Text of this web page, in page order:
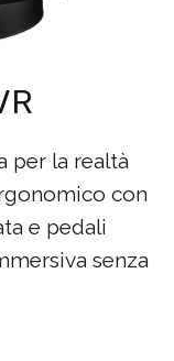
per la realtà
con
e pedali
senza